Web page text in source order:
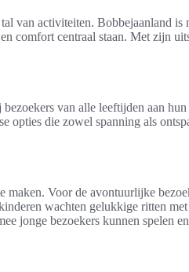
van activiteiten. Bobbejaanland is
comfort centraal staan. Met zijn
van alle leeftijden aan
opties die zowel spanning als
maken. Voor de avontuurlijke
wachten gelukkige ritten
jonge bezoekers kunnen spelen en